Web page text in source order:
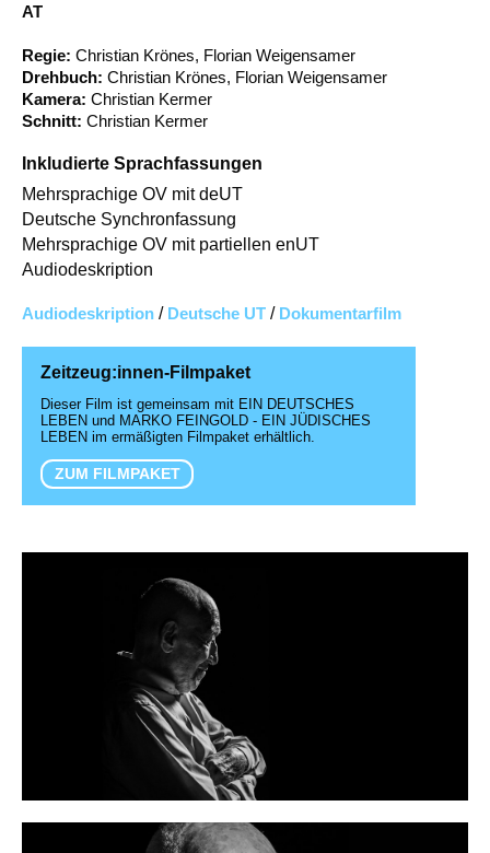
AT
Regie: Christian Krönes, Florian Weigensamer
Drehbuch: Christian Krönes, Florian Weigensamer
Kamera: Christian Kermer
Schnitt: Christian Kermer
Inkludierte Sprachfassungen
Mehrsprachige OV mit deUT
Deutsche Synchronfassung
Mehrsprachige OV mit partiellen enUT
Audiodeskription
Audiodeskription / Deutsche UT / Dokumentarfilm
Zeitzeug:innen-Filmpaket
Dieser Film ist gemeinsam mit EIN DEUTSCHES
LEBEN und MARKO FEINGOLD - EIN JÜDISCHES
LEBEN im ermäßigten Filmpaket erhältlich.
ZUM FILMPAKET